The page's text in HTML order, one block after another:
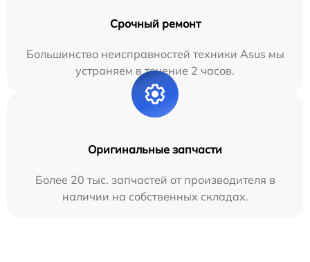
Срочный ремонт
Большинство неисправностей техники Asus мы
устраняем в течение 2 часов.
Оригинальные запчасти
Более 20 тыс. запчастей от производителя в
наличии на собственных складах.